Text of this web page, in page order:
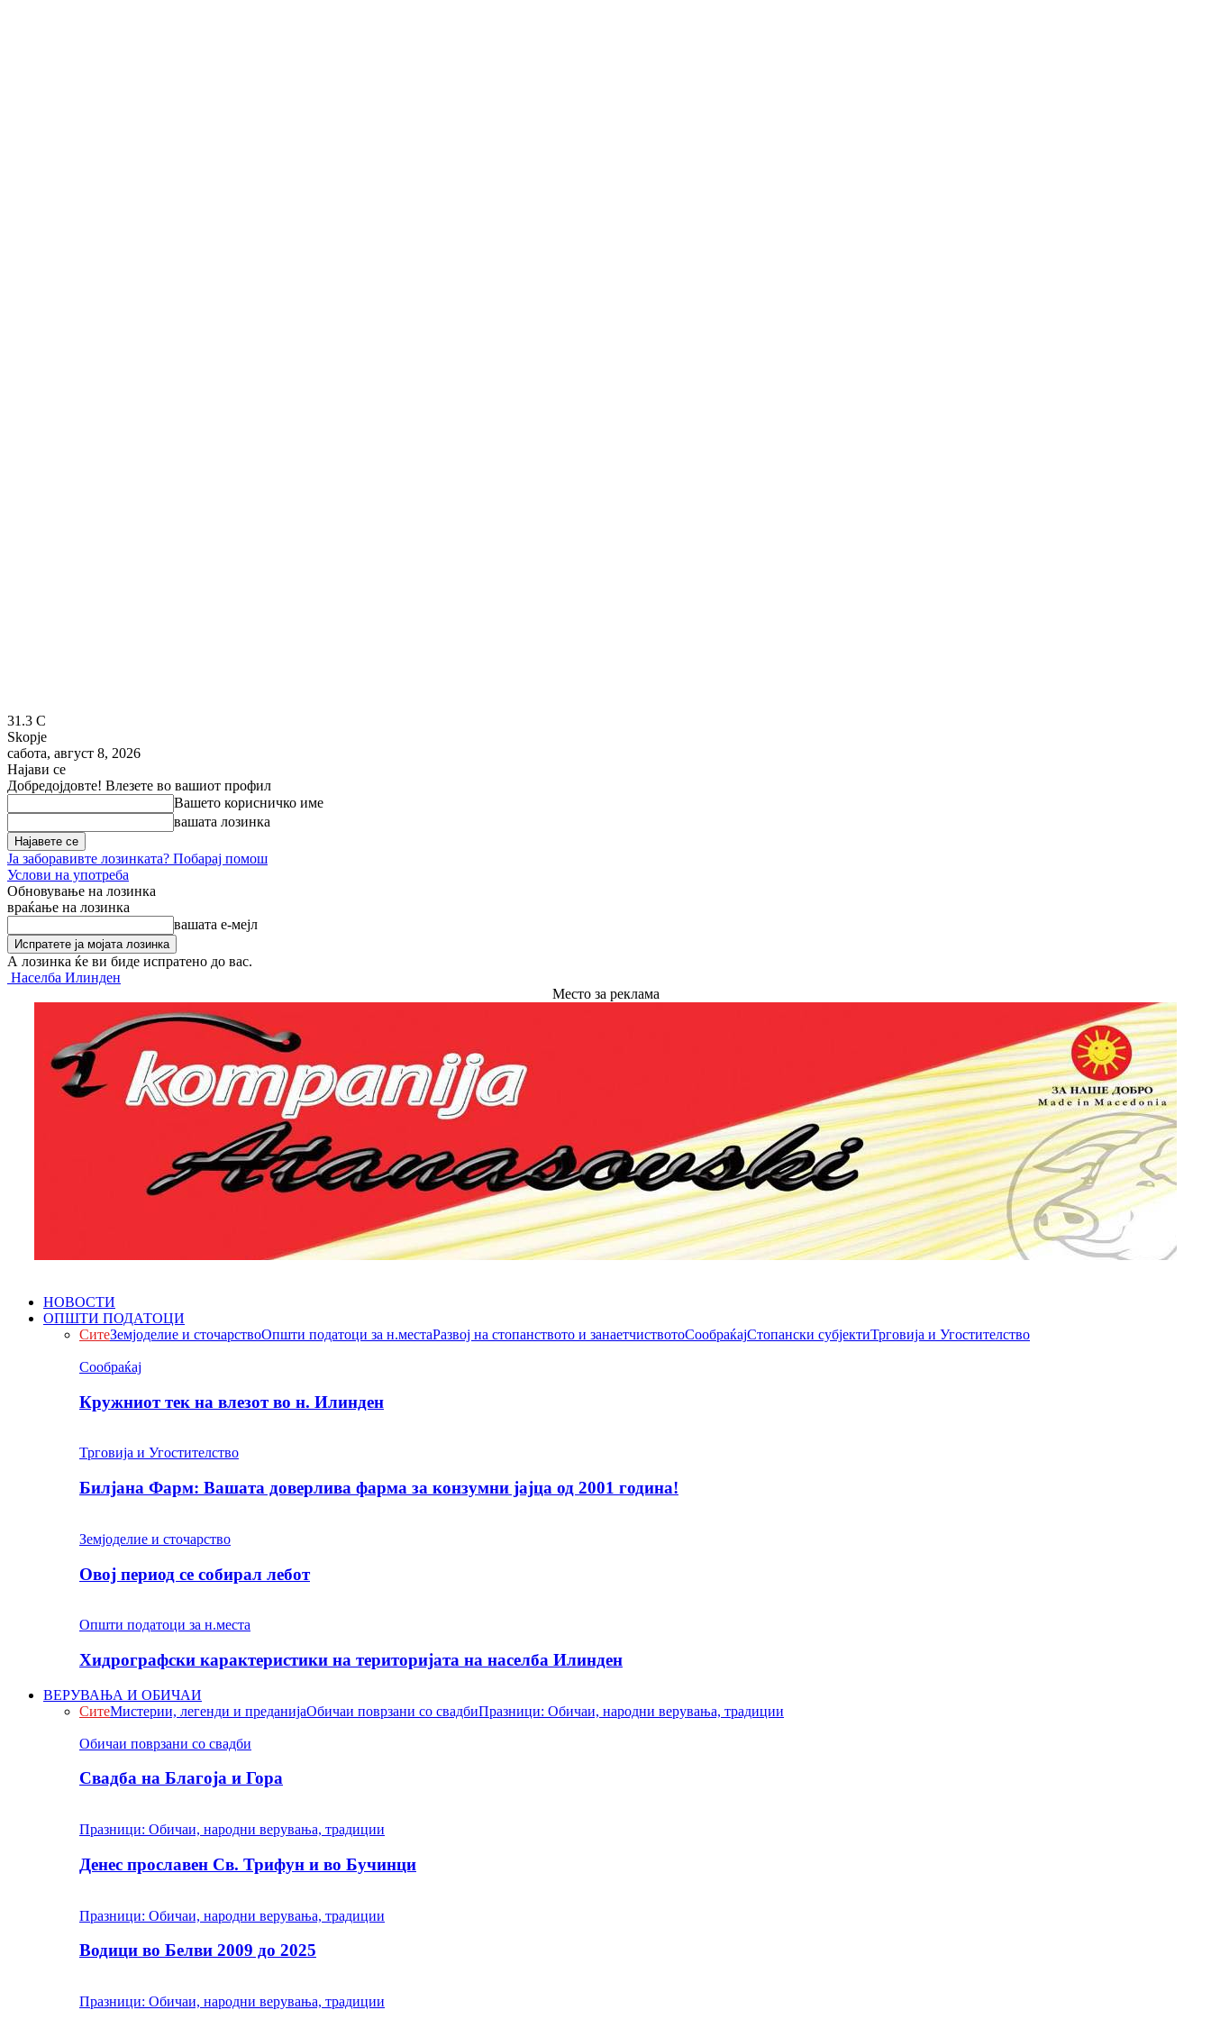
31.3 C
Skopje
сабота, август 8, 2026
Најави се
Добредојдовте! Влезете во вашиот профил
Вашето корисничко име
вашата лозинка
Ја заборавивте лозинката? Побарај помош
Услови на употреба
Обновување на лозинка
враќање на лозинка
вашата е-мејл
А лозинка ќе ви биде испратено до вас.
Населба Илинден
Место за реклама
НОВОСТИ
ОПШТИ ПОДАТОЦИ
СитеЗемјоделие и сточарствоОпшти податоци за н.местаРазвој на стопанството и занаетчиствотоСообраќајСтопански субјектиТрговија и Угостителство
Сообраќај
Кружниот тек на влезот во н. Илинден
Трговија и Угостителство
Билјана Фарм: Вашата доверлива фарма за конзумни јајца од 2001 година!
Земјоделие и сточарство
Овој период се собирал лебот
Општи податоци за н.места
Хидрографски карактеристики на територијата на населба Илинден
ВЕРУВАЊА И ОБИЧАИ
СитеМистерии, легенди и преданијаОбичаи поврзани со свадбиПразници: Обичаи, народни верувања, традиции
Обичаи поврзани со свадби
Свадба на Благоја и Гора
Празници: Обичаи, народни верувања, традиции
Денес прославен Св. Трифун и во Бучинци
Празници: Обичаи, народни верувања, традиции
Водици во Белви 2009 до 2025
Празници: Обичаи, народни верувања, традиции